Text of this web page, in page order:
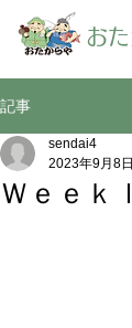
お
記事
Ｗｅｅｋ
sendai4
2023年9月8日